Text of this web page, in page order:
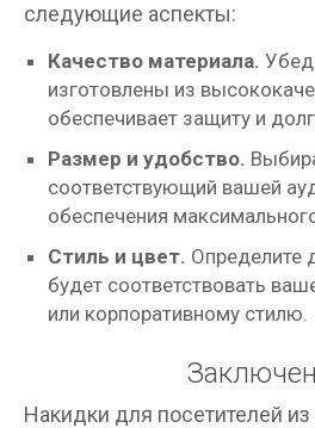
следующие аспекты:
Качество материала.
изготовлены из
обеспечивает защиту и
Размер и удобство.
соответствующий вашей
обеспечения
Стиль и цвет. Определите
будет соответствовать
или корпоративному стилю.
Накидки для посетителей